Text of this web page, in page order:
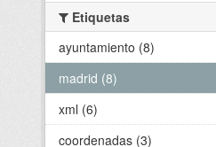
Etiquetas
ayuntamiento (8)
madrid (8)
xml (6)
coordenadas (3)